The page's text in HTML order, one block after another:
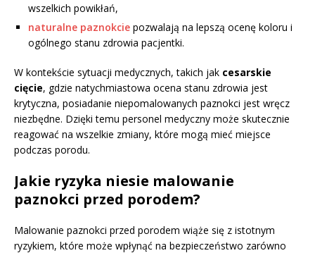
wszelkich powikłań,
naturalne paznokcie pozwalają na lepszą ocenę koloru i
ogólnego stanu zdrowia pacjentki.
W kontekście sytuacji medycznych, takich jak cesarskie
cięcie, gdzie natychmiastowa ocena stanu zdrowia jest
krytyczna, posiadanie niepomalowanych paznokci jest wręcz
niezbędne. Dzięki temu personel medyczny może skutecznie
reagować na wszelkie zmiany, które mogą mieć miejsce
podczas porodu.
Jakie ryzyka niesie malowanie
paznokci przed porodem?
Malowanie paznokci przed porodem wiąże się z istotnym
ryzykiem, które może wpłynąć na bezpieczeństwo zarówno